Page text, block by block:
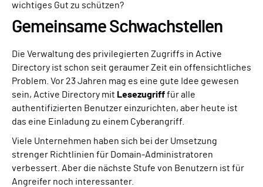
wichtiges Gut zu schützen?
Gemeinsame Schwachstellen
Die Verwaltung des privilegierten Zugriffs in Active
Directory ist schon seit geraumer Zeit ein offensichtliches
Problem. Vor 23 Jahren mag es eine gute Idee gewesen
sein, Active Directory mit Lesezugrifffür alle
authentifizierten Benutzer einzurichten, aber heute ist
das eine Einladung zu einem Cyberangriff.
Viele Unternehmen haben sich bei der Umsetzung
strenger Richtlinien für Domain-Administratoren
verbessert. Aber die nächste Stufe von Benutzern ist für
Angreifer noch interessanter.